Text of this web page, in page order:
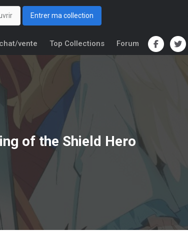
Entrer ma collection
vente Top Collections Forum
of the Shield Hero